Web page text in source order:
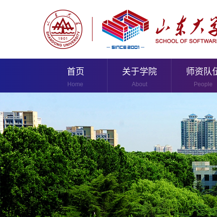
首页
Home
关于学院
About
师资队
People